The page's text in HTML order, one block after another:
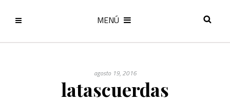
MENÚ
agosto 19, 2016
latascuerdas